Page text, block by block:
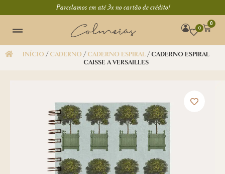
Parcelamos em até 3x no cartão de crédito!
0
0
INÍCIO/CADERNO/CADERNO ESPIRAL/ CADERNO ESPIRAL
CAISSE A VERSAILLES